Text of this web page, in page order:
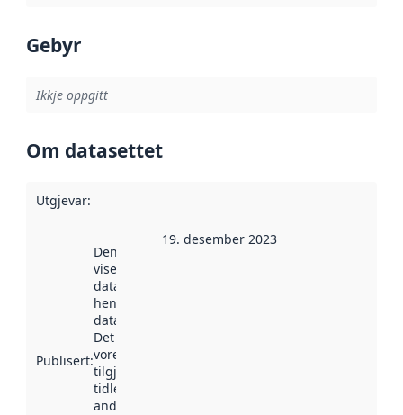
Gebyr
Ikkje oppgitt
Om datasettet
Utgjevar:
Publisert:
Denne datoen
viser når
datasettet vart
henta inn av
data.norge.no.
Det kan ha
vore
tilgjengeleg
tidlegare
andre stader.
19. desember 2023